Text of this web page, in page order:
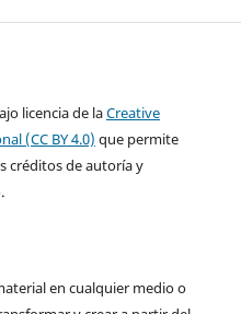
licencia de laCreative
(CC BY 4.0) que permite
créditos de autoría y
en cualquier medio o